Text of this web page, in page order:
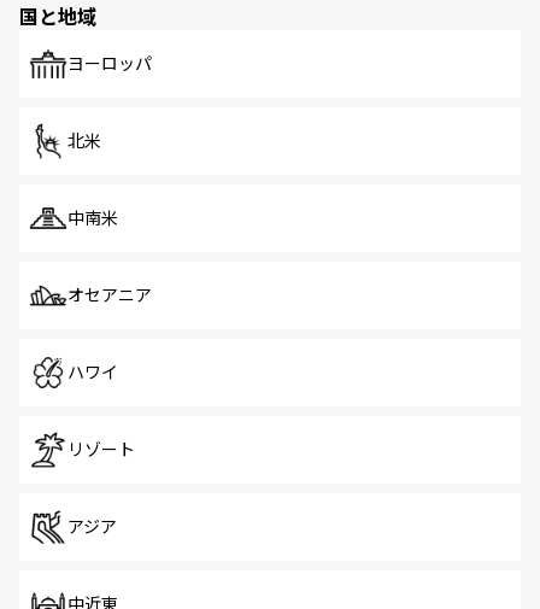
で、ホーカーズは地元の風情を楽しめる外せないスポット
国と地域
ヨーロッパ
北米
中南米
オセアニア
ハワイ
リゾート
アジア
中近東